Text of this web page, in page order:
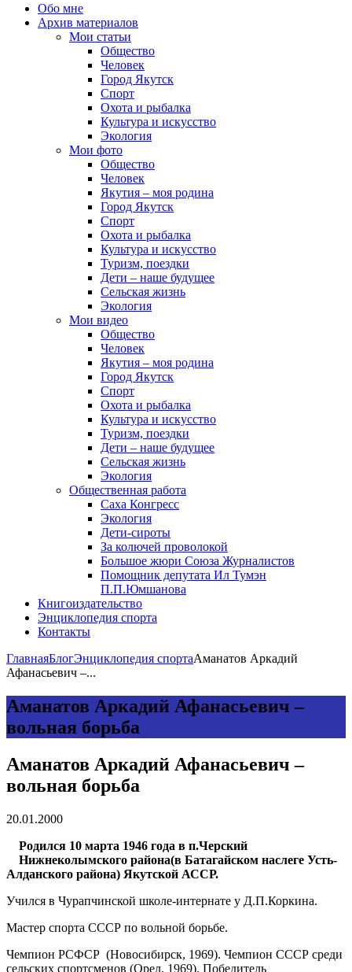
Обо мне
Архив материалов
Мои статьи
Общество
Человек
Город Якутск
Спорт
Охота и рыбалка
Культура и искусство
Экология
Мои фото
Общество
Человек
Якутия – моя родина
Город Якутск
Спорт
Охота и рыбалка
Культура и искусство
Туризм, поездки
Дети – наше будущее
Сельская жизнь
Экология
Мои видео
Общество
Человек
Якутия – моя родина
Город Якутск
Спорт
Охота и рыбалка
Культура и искусство
Туризм, поездки
Дети – наше будущее
Сельская жизнь
Экология
Общественная работа
Саха Конгресс
Экология
Дети-сироты
За колючей проволокой
Большое жюри Союза Журналистов
Помощник депутата Ил Тумэн
П.П.Юмшанова
Книгоиздательство
Энциклопедия спорта
Контакты
ГлавнаяБлогЭнциклопедия спортаАманатов Аркадий
Афанасьевич –...
Аманатов Аркадий Афанасьевич –
вольная борьба
Аманатов Аркадий Афанасьевич –
вольная борьба
20.01.2000
Родился 10 марта 1946 года в п.Черский
Нижнеколымского района(в Батагайском наслеге Усть-
Алданского района) Якутской АССР.
Учился в Чурапчинской школе-интернате у Д.П.Коркина.
Мастер спорта СССР по вольной борьбе.
Чемпион РСФСР (Новосибирск, 1969). Чемпион СССР среди
сельских спортсменов (Орел, 1969). Победитель